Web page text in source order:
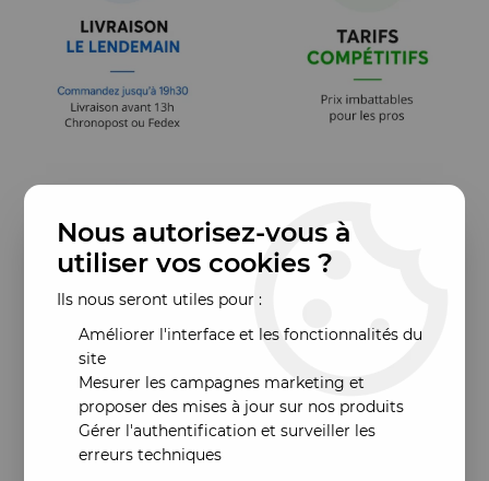
Nous autorisez-vous à
utiliser vos cookies ?
Ils nous seront utiles pour :
Améliorer l'interface et les fonctionnalités du
site
Mesurer les campagnes marketing et
proposer des mises à jour sur nos produits
Gérer l'authentification et surveiller les
erreurs techniques